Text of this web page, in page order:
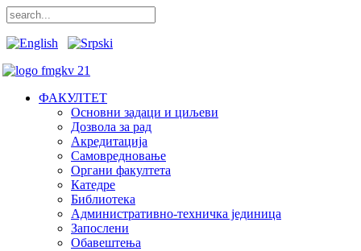
ФАКУЛТЕТ
Основни задаци и циљеви
Дозвола за рад
Акредитација
Самовредновање
Органи факултета
Катедре
Библиотека
Административно-техничка јединица
Запослени
Обавештења